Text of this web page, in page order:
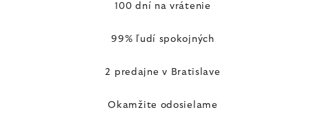
100 dní na vrátenie
99% ľudí spokojných
2 predajne v Bratislave
Okamžite odosielame